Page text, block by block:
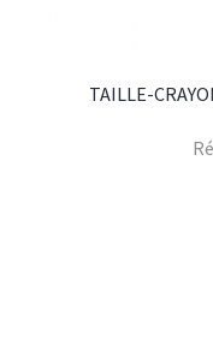
TAILLE-